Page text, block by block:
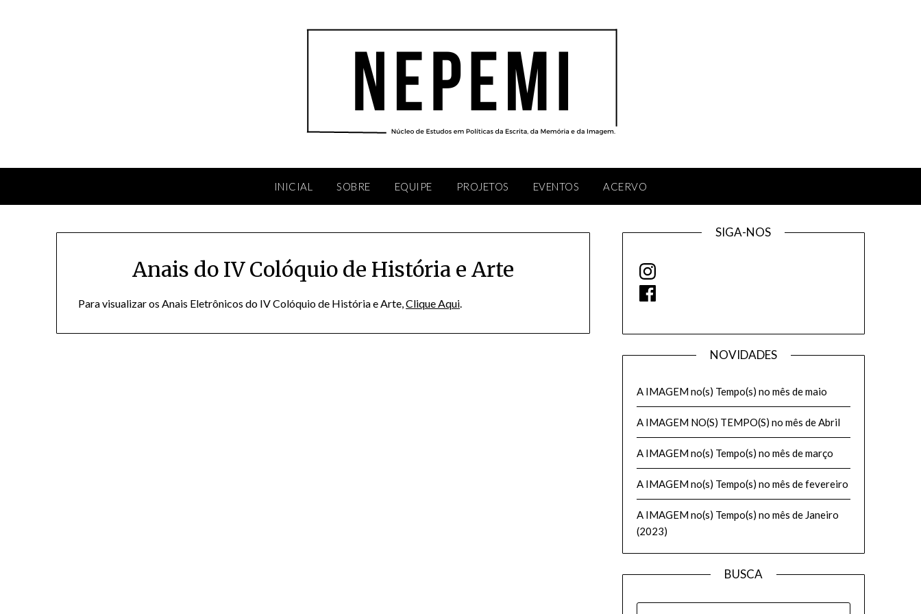
INICIAL SOBRE EQUIPE PROJETOS EVENTOS ACERVO
Anais do IV Colóquio de História e Arte
Para visualizar os Anais Eletrônicos do IV Colóquio de História e Arte,Clique Aqui.
SIGA-NOS
Instagram
Facebook
NOVIDADES
A IMAGEM no(s) Tempo(s) no mês de maio
A IMAGEM NO(S) TEMPO(S) no mês de Abril
A IMAGEM no(s) Tempo(s) no mês de março
A IMAGEM no(s) Tempo(s) no mês de fevereiro
A IMAGEM no(s) Tempo(s) no mês de Janeiro
(2023)
BUSCA